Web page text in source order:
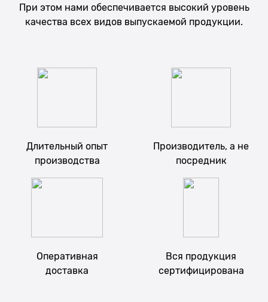
При этом нами обеспечивается высокий уровень
качества всех видов выпускаемой продукции.
Длительный опыт
производства
Производитель, а не
посредник
Оперативная
доставка
Вся продукция
сертифицирована